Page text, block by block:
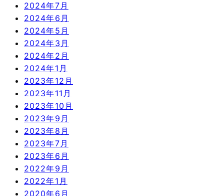
2024年7月
2024年6月
2024年5月
2024年3月
2024年2月
2024年1月
2023年12月
2023年11月
2023年10月
2023年9月
2023年8月
2023年7月
2023年6月
2022年9月
2022年1月
2020年6月